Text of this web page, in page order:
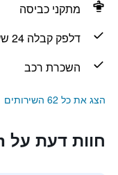
מתקני כביסה
דלפק קבלה 24 שעות ביממה
השכרת רכב
הצג את כל 62 השירותים
חוות דעת על Cebu Guest Inn